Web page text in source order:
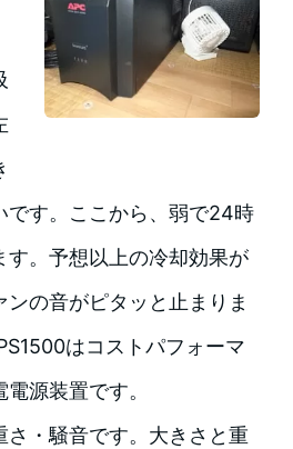
です。ここから、弱で24時
す。予想以上の冷却効果が
の音がピタッと止まりま
はコストパフォーマ
源装置です。
さ・騒音です。大きさと重